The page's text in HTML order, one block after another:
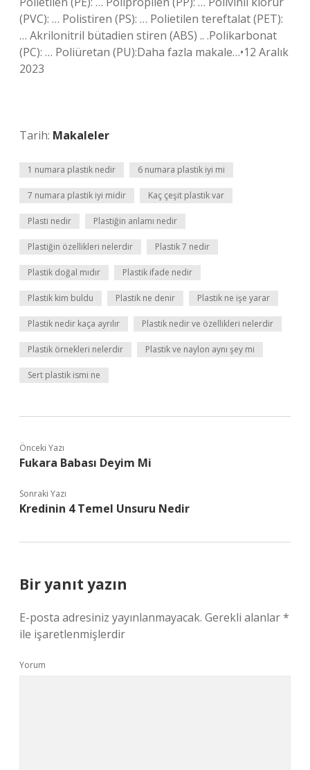
(PVC): … Polistiren (PS): … Polietilen tereftalat (PET):
… Akrilonitril bütadien stiren (ABS) .. .Polikarbonat
(PC): … Poliüretan (PU):Daha fazla makale…•12 Aralık
2023
Tarih: Makaleler
1 numara plastik nedir 6 numara plastik iyi mi
7 numara plastik iyi midir Kaç çeşit plastik var
Plasti nedir Plastiğin anlamı nedir
Plastiğin özellikleri nelerdir Plastik 7 nedir
Plastik doğal mıdır Plastik ifade nedir
Plastik kim buldu Plastik ne denir Plastik ne işe yarar
Plastik nedir kaça ayrılır Plastik nedir ve özellikleri nelerdir
Plastik örnekleri nelerdir Plastik ve naylon aynı şey mi
Sert plastik ismi ne
Önceki Yazı
Fukara Babası Deyim Mi
Sonraki Yazı
Kredinin 4 Temel Unsuru Nedir
Bir yanıt yazın
E-posta adresiniz yayınlanmayacak. Gerekli alanlar*
ile işaretlenmişlerdir
Yorum